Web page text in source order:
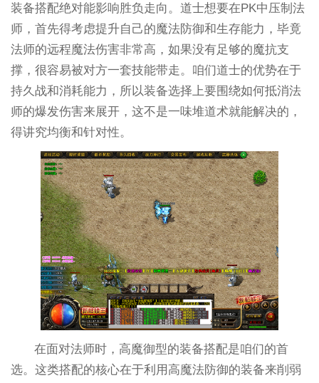
装备搭配绝对能影响胜负走向。道士想要在PK中压制法
师，首先得考虑提升自己的魔法防御和生存能力，毕竟
法师的远程魔法伤害非常高，如果没有足够的魔抗支
撑，很容易被对方一套技能带走。咱们道士的优势在于
持久战和消耗能力，所以装备选择上要围绕如何抵消法
师的爆发伤害来展开，这不是一味堆道术就能解决的，
得讲究均衡和针对性。
在面对法师时，高魔御型的装备搭配是咱们的首
选。这类搭配的核心在于利用高魔法防御的装备来削弱